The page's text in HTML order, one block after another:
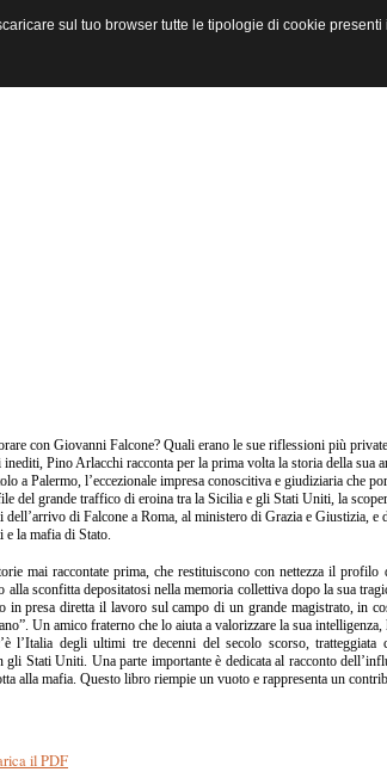
con Giovanni Falcone? Quali erano le sue riflessioni più
Pino Arlacchi racconta per la prima volta la storia della
a Palermo, l’eccezionale impresa conoscitiva e giudiziaria che
del grande traffico di eroina tra la Sicilia e gli Stati Uniti, la
dell’arrivo di Falcone a Roma, al ministero di Grazia e Giustizia,
la mafia di Stato.
mai raccontate prima, che restituiscono con nettezza il
alla sconfitta depositatosi nella memoria collettiva dopo la sua
in presa diretta il lavoro sul campo di un grande magistrato, in
Un amico fraterno che lo aiuta a valorizzare la sua
l’Italia degli ultimi tre decenni del secolo scorso, tratteggiata
gli Stati Uniti. Una parte importante è dedicata al racconto
alla mafia. Questo libro riempie un vuoto e rappresenta un
il PDF
sul tuo browser tutte le tipologie di cookie presenti